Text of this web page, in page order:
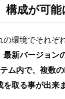
構成が可能
環境でそれぞ
最新バージョン
ム内で、複数
取る事が出来